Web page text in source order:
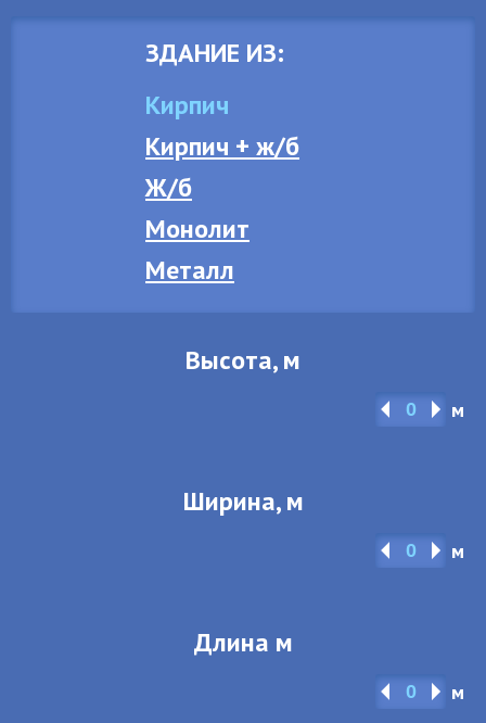
ЗДАНИЕ ИЗ:
Кирпич
Кирпич + ж/б
Ж/б
Монолит
Металл
Высота, м
м
Ширина, м
м
Длина м
м